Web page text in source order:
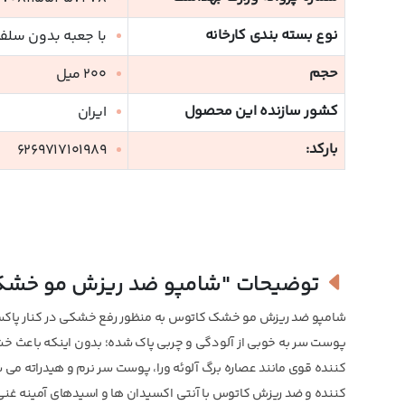
نوع بسته بندی کارخانه
با جعبه بدون
حجم
200 میل
کشور سازنده این محصول
ایران
بارکد:
6269717101989
توضیحات "شامپو ضد ریزش مو
شامپو ضد ریزش مو خشک کاتوس به منظور رفع خشکی در کنار
کننده قوی مانند عصاره برگ آلوئه ورا، پوست سر نرم و
کننده و ضد ریزش کاتوس با آنتی اکسیدان ها و اسیدهای آمینه